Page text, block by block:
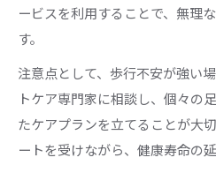
ービスを利用することで、無理
す。
注意点として、歩行不安が強い
トケア専門家に相談し、個々の
たケアプランを立てることが大
ートを受けながら、健康寿命の